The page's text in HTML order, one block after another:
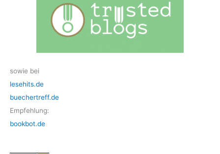
sowie bei
lesehits.de
buechertreff.de
Empfehlung:
bookbot.de